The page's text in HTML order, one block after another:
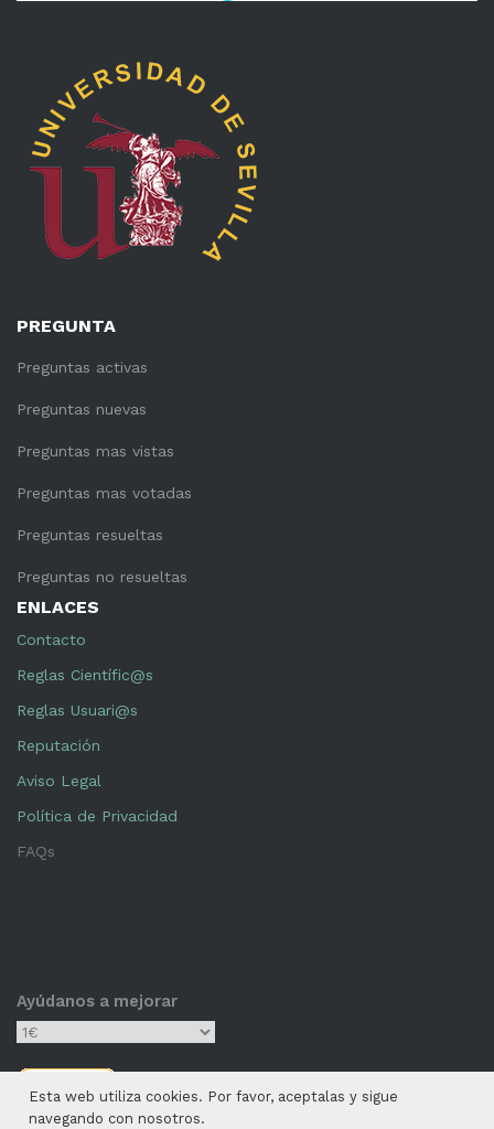
PREGUNTA
Preguntas activas
Preguntas nuevas
Preguntas mas vistas
Preguntas mas votadas
Preguntas resueltas
Preguntas no resueltas
ENLACES
Contacto
Reglas Científic@s
Reglas Usuari@s
Reputación
Aviso Legal
Política de Privacidad
FAQs
Ayúdanos a mejorar
Esta web utiliza cookies. Por favor, aceptalas y sigue
navegando con nosotros.